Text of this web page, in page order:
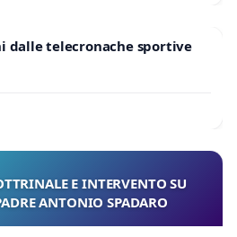
dalle telecronache sportive
E INTERVENTO SU
ANTONIO SPADARO